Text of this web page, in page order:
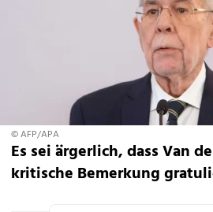
© AFP/APA
Es sei ärgerlich, dass Van
kritische Bemerkung